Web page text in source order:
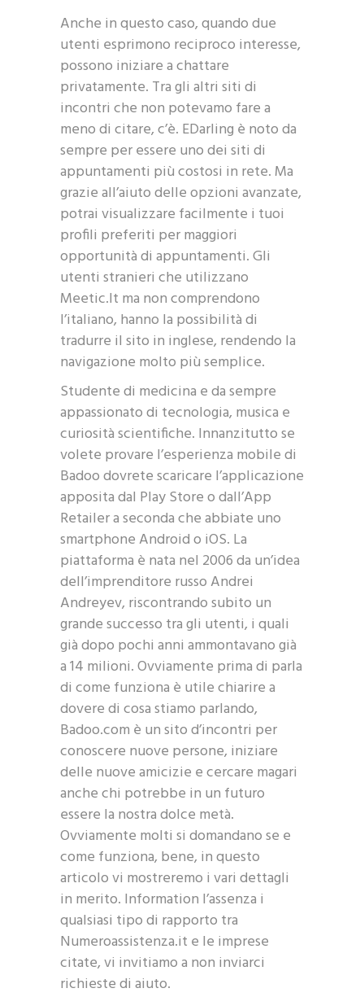
Anche in questo caso, quando due
utenti esprimono reciproco interesse,
possono iniziare a chattare
privatamente. Tra gli altri siti di
incontri che non potevamo fare a
meno di citare, c’è. EDarling è noto da
sempre per essere uno dei siti di
appuntamenti più costosi in rete. Ma
grazie all’aiuto delle opzioni avanzate,
potrai visualizzare facilmente i tuoi
profili preferiti per maggiori
opportunità di appuntamenti. Gli
utenti stranieri che utilizzano
Meetic.It ma non comprendono
l’italiano, hanno la possibilità di
tradurre il sito in inglese, rendendo la
navigazione molto più semplice.
Studente di medicina e da sempre
appassionato di tecnologia, musica e
curiosità scientifiche. Innanzitutto se
volete provare l’esperienza mobile di
Badoo dovrete scaricare l’applicazione
apposita dal Play Store o dall’App
Retailer a seconda che abbiate uno
smartphone Android o iOS. La
piattaforma è nata nel 2006 da un’idea
dell’imprenditore russo Andrei
Andreyev, riscontrando subito un
grande successo tra gli utenti, i quali
già dopo pochi anni ammontavano già
a 14 milioni. Ovviamente prima di parla
di come funziona è utile chiarire a
dovere di cosa stiamo parlando,
Badoo.com è un sito d’incontri per
conoscere nuove persone, iniziare
delle nuove amicizie e cercare magari
anche chi potrebbe in un futuro
essere la nostra dolce metà.
Ovviamente molti si domandano se e
come funziona, bene, in questo
articolo vi mostreremo i vari dettagli
in merito. Information l’assenza i
qualsiasi tipo di rapporto tra
Numeroassistenza.it e le imprese
citate, vi invitiamo a non inviarci
richieste di aiuto.